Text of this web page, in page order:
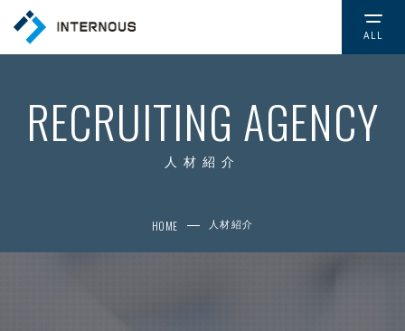
ALL
RECRUITING AGENCY
人材紹介
HOME 人材紹介